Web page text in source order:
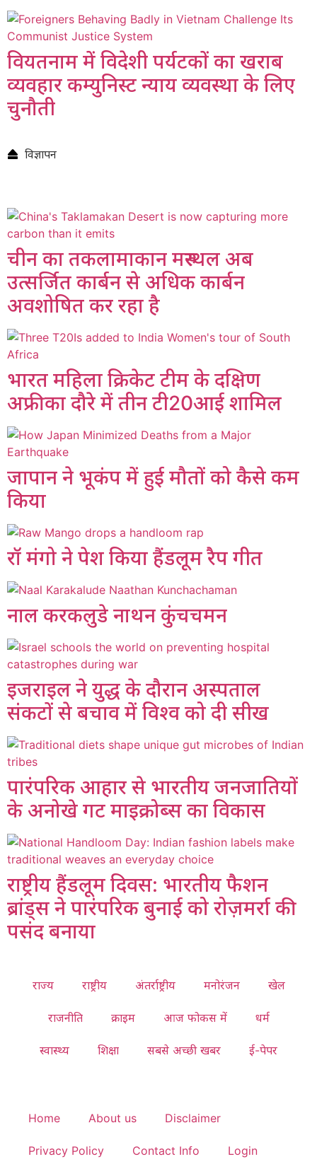
वियतनाम में विदेशी पर्यटकों का खराब
व्यवहार कम्युनिस्ट न्याय व्यवस्था के लिए
चुनौती
विज्ञापन
चीन का तकलामाकान मरुस्थल अब
उत्सर्जित कार्बन से अधिक कार्बन
अवशोषित कर रहा है
भारत महिला क्रिकेट टीम के दक्षिण
अफ्रीका दौरे में तीन टी20आई शामिल
जापान ने भूकंप में हुई मौतों को कैसे कम
किया
रॉ मंगो ने पेश किया हैंडलूम रैप गीत
नाल करकलुडे नाथन कुंचचमन
इजराइल ने युद्ध के दौरान अस्पताल
संकटों से बचाव में विश्व को दी सीख
पारंपरिक आहार से भारतीय जनजातियों
के अनोखे गट माइक्रोब्स का विकास
राष्ट्रीय हैंडलूम दिवस: भारतीय फैशन
ब्रांड्स ने पारंपरिक बुनाई को रोज़मर्रा की
पसंद बनाया
राज्य राष्ट्रीय अंतर्राष्ट्रीय मनोरंजन खेल
राजनीति क्राइम आज फोकस में धर्म
स्वास्थ्य शिक्षा सबसे अच्छी खबर ई-पेपर
Home About us Disclaimer
Privacy Policy Contact Info Login